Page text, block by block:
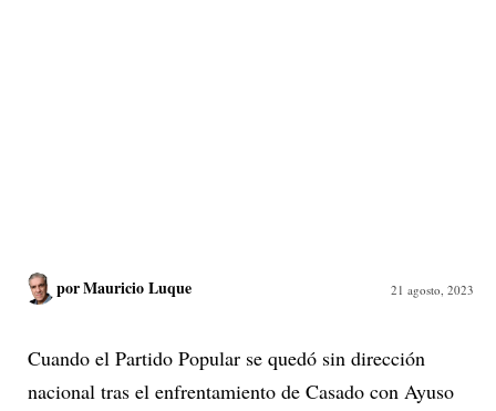
porMauricio Luque 21 agosto, 2023
Cuando el Partido Popular se quedó sin dirección
nacional tras el enfrentamiento de Casado con Ayuso